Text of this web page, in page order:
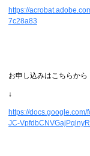
https://
7c28a83
お申し込みはこちらから
↓
https://
JC-